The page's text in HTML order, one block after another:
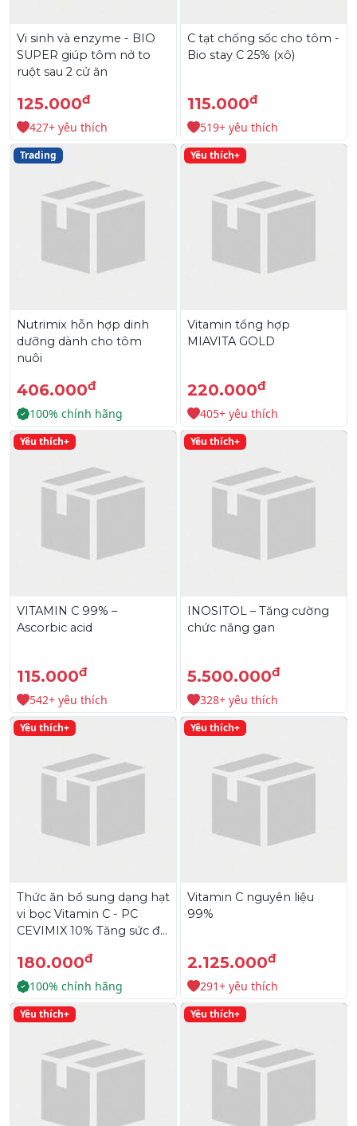
Vi sinh và enzyme - BIO
SUPER giúp tôm nở to
ruột sau 2 cử ăn
125.000đ
427+ yêu thích
C tạt chống sốc cho tôm -
Bio stay C 25% (xô)
115.000đ
519+ yêu thích
Trading
Nutrimix hỗn hợp dinh
dưỡng dành cho tôm
nuôi
406.000đ
100% chính hãng
Yêu thích+
Vitamin tổng hợp
MIAVITA GOLD
220.000đ
405+ yêu thích
Yêu thích+
VITAMIN C 99% –
Ascorbic acid
115.000đ
542+ yêu thích
Yêu thích+
INOSITOL – Tăng cường
chức năng gan
5.500.000đ
328+ yêu thích
Yêu thích+
Thức ăn bổ sung dạng hạt
vi bọc Vitamin C - PC
CEVIMIX 10% Tăng sức đề
cho tôm cá
180.000đ
100% chính hãng
Yêu thích+
Vitamin C nguyên liệu
99%
2.125.000đ
291+ yêu thích
Yêu thích+ Yêu thích+